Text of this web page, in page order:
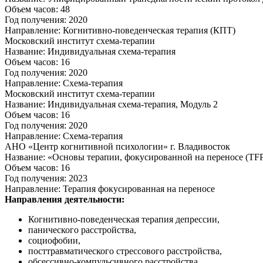
Объем часов: 48
Год получения: 2020
Направление: Когнитивно-поведенческая терапия (КПТ)
Московский институт схема-терапии
Название: Индивидуальная схема-терапия
Объем часов: 16
Год получения: 2020
Направление: Схема-терапия
Московский институт схема-терапии
Название: Индивидуальная схема-терапия, Модуль 2
Объем часов: 16
Год получения: 2020
Направление: Схема-терапия
АНО «Центр когнитивной психологии» г. Владивосток
Название: «Основы терапии, фокусированной на переносе
Объем часов: 16
Год получения: 2023
Направление: Терапия фокусированная на переносе
Направления деятельности:
Когнитивно-поведенческая терапия депрессии,
панического расстройства,
социофобии,
посттравматического стрессового расстройства,